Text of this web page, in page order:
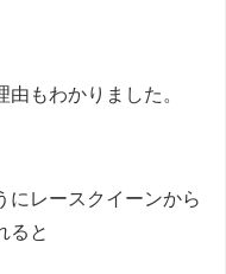
もわかりました。
にレースクイーンから
ると